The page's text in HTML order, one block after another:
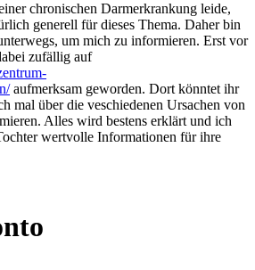
chronischen Darmerkrankung leide,
generell für dieses Thema. Daher bin
um mich zu informieren. Erst vor
zufällig auf
aufmerksam geworden. Dort könntet ihr
mal über die veschiedenen Ursachen von
Alles wird bestens erklärt und ich
wertvolle Informationen für ihre